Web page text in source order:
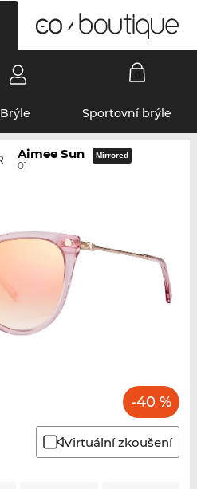
Brýle Sportovní brýle
Aimee Sun
01
Mirrored
-40 %
Virtuální zkoušení